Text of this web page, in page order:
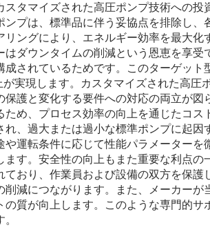
タマイズされた高圧ポンプ技術への
プは、標準品に伴う妥協点を排除し
ングにより、エネルギー効率を最大
ダウンタイムの削減という恩恵を享
されているためです。このターゲッ
実現します。カスタマイズされた高
護と変化する要件への対応の両立が
め、プロセス効率の向上を通じたコ
、過大または過小な標準ポンプに起
運転条件に応じて性能パラメーター
す。安全性の向上もまた重要な利点
おり、作業員および設備の双方を保
減につながります。また、メーカー
質が向上します。このような専門的